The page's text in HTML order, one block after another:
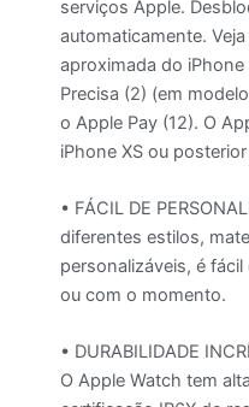
serviços Apple.
automaticamente.
aproximada do
Precisa (2) (em
o Apple Pay (12). O
iPhone XS ou
• FÁCIL DE
diferentes estilos,
personalizáveis, é
ou com o momento.
• DURABILIDADE
O Apple Watch tem